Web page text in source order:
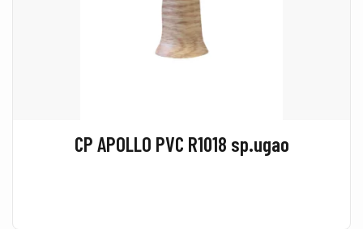
CP APOLLO PVC R1018 sp.ugao